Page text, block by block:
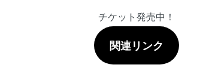
チケット発売中！
関連リンク